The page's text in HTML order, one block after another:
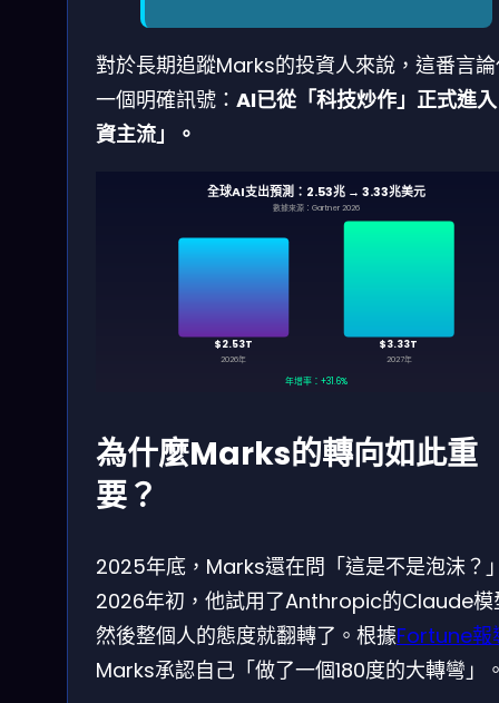
對於長期追蹤Marks的投資人來說，這番言
一個明確訊號： AI已從「科技炒作」正式進
資主流」。
全球AI支出預測：2.53兆 → 3.33兆美元
數據來源：Gartner 2026
$2.53T
2026年
$3.33T
2027年
年增率：+31.6%
為什麼Marks的轉向如此重
要？
2025年底，Marks還在問「這是不是泡沫？
2026年初，他試用了Anthropic的Claude模
然後整個人的態度就翻轉了。根據Fortune報
Marks承認自己「做了一個180度的大轉彎」